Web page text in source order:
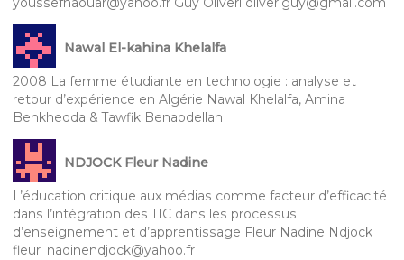
Nawal El-kahina Khelalfa
2008 La femme étudiante en technologie : analyse et
retour d’expérience en Algérie Nawal Khelalfa, Amina
Benkhedda & Tawfik Benabdellah
NDJOCK Fleur Nadine
L’éducation critique aux médias comme facteur d’efficacité
dans l’intégration des TIC dans les processus
d’enseignement et d’apprentissage Fleur Nadine Ndjock
fleur_nadinendjock@yahoo.fr